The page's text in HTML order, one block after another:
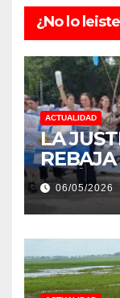
¿No lo
ACTUALIDAD
LA
06/05/2026